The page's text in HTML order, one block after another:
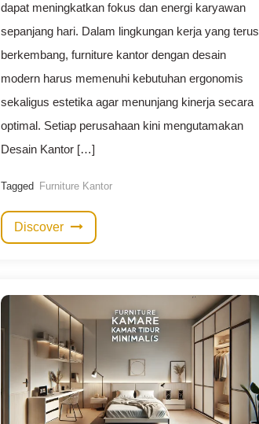
dapat meningkatkan fokus dan energi karyawan
sepanjang hari. Dalam lingkungan kerja yang terus
berkembang, furniture kantor dengan desain
modern harus memenuhi kebutuhan ergonomis
sekaligus estetika agar menunjang kinerja secara
optimal. Setiap perusahaan kini mengutamakan
Desain Kantor […]
Tagged Furniture Kantor
Discover